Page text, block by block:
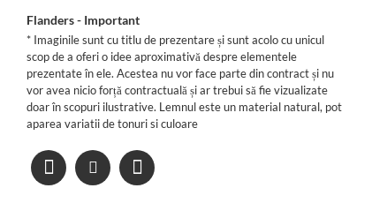
Flanders - Important
* Imaginile sunt cu titlu de prezentare și sunt acolo cu unicul
scop de a oferi o idee aproximativă despre elementele
prezentate în ele. Acestea nu vor face parte din contract și nu
vor avea nicio forță contractuală și ar trebui să fie vizualizate
doar în scopuri ilustrative. Lemnul este un material natural, pot
aparea variatii de tonuri si culoare